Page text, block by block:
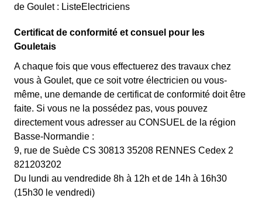
de Goulet : ListeElectriciens
Certificat de conformité et consuel pour les
Gouletais
A chaque fois que vous effectuerez des travaux chez
vous à Goulet, que ce soit votre électricien ou vous-
même, une demande de certificat de conformité doit être
faite. Si vous ne la possédez pas, vous pouvez
directement vous adresser au CONSUEL de la région
Basse-Normandie :
9, rue de Suède CS 30813 35208 RENNES Cedex 2
821203202
Du lundi au vendredide 8h à 12h et de 14h à 16h30
(15h30 le vendredi)